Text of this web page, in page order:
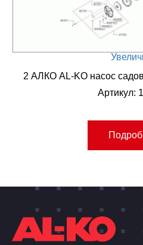
2 АЛКО AL-KO насос
Артикул: